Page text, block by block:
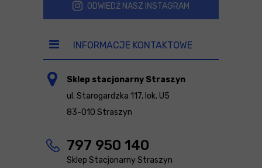
ODWIEDŹ NASZ INSTAGRAM
INFORMACJE KONTAKTOWE
Sklep stacjonarny Straszyn
ul. Starogardzka 117, lok. U5
83-010 Straszyn
797 950 140
Sklep Stacjonarny Straszyn